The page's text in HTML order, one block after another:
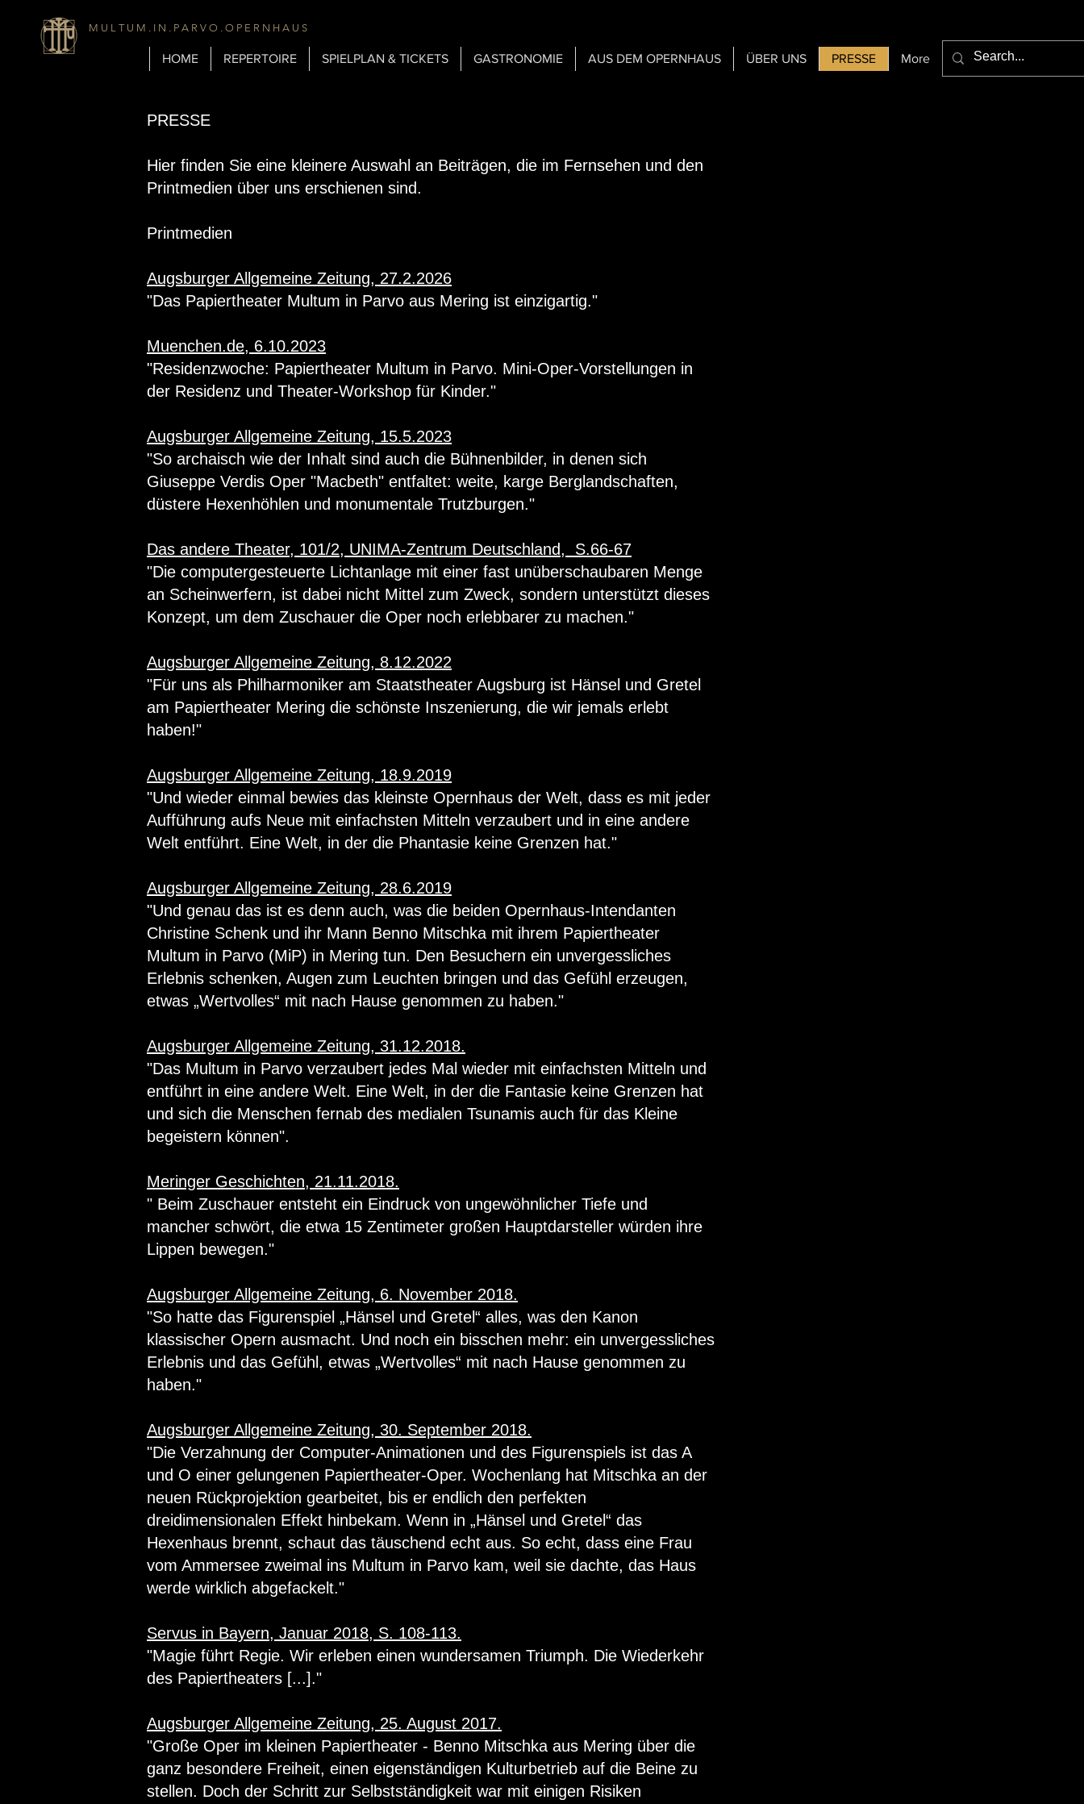
M U L T U M . I N . P A R V O . O P E R N H A U S
HOME REPERTOIRE SPIELPLAN & TICKETS GASTRONOMIE AUS DEM OPERNHAUS ÜBER UNS PRESSE More
PRESSE
Hier finden Sie eine kleinere Auswahl an Beiträgen, die im Fernsehen und den
Printmedien über uns erschienen sind.
Printmedien
Augsburger Allgemeine Zeitung, 27.2.2026
"Das Papiertheater Multum in Parvo aus Mering ist einzigartig."
Muenchen.de, 6.10.2023
"Residenzwoche: Papiertheater Multum in Parvo. Mini-Oper-Vorstellungen in
der Residenz und Theater-Workshop für Kinder."
Augsburger Allgemeine Zeitung, 15.5.2023
"So archaisch wie der Inhalt sind auch die Bühnenbilder, in denen sich
Giuseppe Verdis Oper "Macbeth" entfaltet: weite, karge Berglandschaften,
düstere Hexenhöhlen und monumentale Trutzburgen."
Das andere Theater, 101/2, UNIMA-Zentrum Deutschland, S.66-67
"Die computergesteuerte Lichtanlage mit einer fast unüberschaubaren Menge
an Scheinwerfern, ist dabei nicht Mittel zum Zweck, sondern unterstützt dieses
Konzept, um dem Zuschauer die Oper noch erlebbarer zu machen."
Augsburger Allgemeine Zeitung, 8.12.2022
"Für uns als Philharmoniker am Staatstheater Augsburg ist Hänsel und Gretel
am Papiertheater Mering die schönste Inszenierung, die wir jemals erlebt
haben!"
Augsburger Allgemeine Zeitung, 18.9.2019
"Und wieder einmal bewies das kleinste Opernhaus der Welt, dass es mit jeder
Aufführung aufs Neue mit einfachsten Mitteln verzaubert und in eine andere
Welt entführt. Eine Welt, in der die Phantasie keine Grenzen hat."
Augsburger Allgemeine Zeitung, 28.6.2019
"Und genau das ist es denn auch, was die beiden Opernhaus-Intendanten
Christine Schenk und ihr Mann Benno Mitschka mit ihrem Papiertheater
Multum in Parvo (MiP) in Mering tun. Den Besuchern ein unvergessliches
Erlebnis schenken, Augen zum Leuchten bringen und das Gefühl erzeugen,
etwas „Wertvolles“ mit nach Hause genommen zu haben."
Augsburger Allgemeine Zeitung, 31.12.2018.
"Das Multum in Parvo verzaubert jedes Mal wieder mit einfachsten Mitteln und
entführt in eine andere Welt. Eine Welt, in der die Fantasie keine Grenzen hat
und sich die Menschen fernab des medialen Tsunamis auch für das Kleine
begeistern können".
Meringer Geschichten, 21.11.2018.
" Beim Zuschauer entsteht ein Eindruck von ungewöhnlicher Tiefe und
mancher schwört, die etwa 15 Zentimeter großen Hauptdarsteller würden ihre
Lippen bewegen."
Augsburger Allgemeine Zeitung, 6. November 2018.
"So hatte das Figurenspiel „Hänsel und Gretel“ alles, was den Kanon
klassischer Opern ausmacht. Und noch ein bisschen mehr: ein unvergessliches
Erlebnis und das Gefühl, etwas „Wertvolles“ mit nach Hause genommen zu
haben."
Augsburger Allgemeine Zeitung, 30. September 2018.
"Die Verzahnung der Computer-Animationen und des Figurenspiels ist das A
und O einer gelungenen Papiertheater-Oper. Wochenlang hat Mitschka an der
neuen Rückprojektion gearbeitet, bis er endlich den perfekten
dreidimensionalen Effekt hinbekam. Wenn in „Hänsel und Gretel“ das
Hexenhaus brennt, schaut das täuschend echt aus. So echt, dass eine Frau
vom Ammersee zweimal ins Multum in Parvo kam, weil sie dachte, das Haus
werde wirklich abgefackelt."
Servus in Bayern, Januar 2018, S. 108-113.
"Magie führt Regie. Wir erleben einen wundersamen Triumph. Die Wiederkehr
des Papiertheaters [...]."
Augsburger Allgemeine Zeitung, 25. August 2017.
"Große Oper im kleinen Papiertheater - Benno Mitschka aus Mering über die
ganz besondere Freiheit, einen eigenständigen Kulturbetrieb auf die Beine zu
stellen. Doch der Schritt zur Selbstständigkeit war mit einigen Risiken